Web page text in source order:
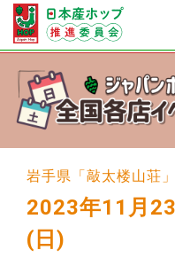
岩手県「敲太楼山荘」
2023年11月
(日)